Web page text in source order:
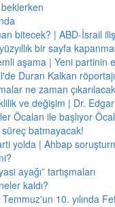
bitecek? | ABD-İsrail
bir sayfa
aşama | Yeni partinin
Duran Kalkan
ne zaman
ve değişim | Dr.
Öcalan ile başlıyor
batmayacak!
yolda | Ahbap
ayağı” tartışmaları
kaldı?
10. yılında